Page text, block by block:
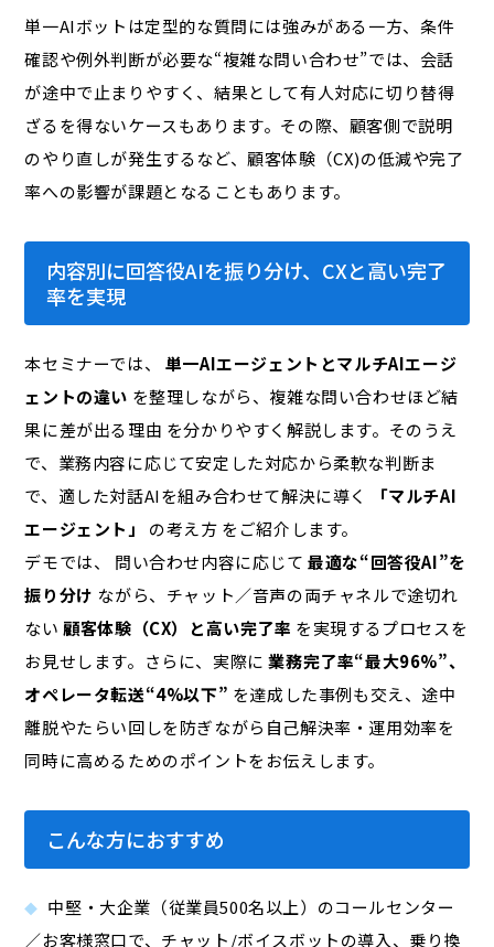
単一AIボットは定型的な質問には強みがある一方、条件
確認や例外判断が必要な“複雑な問い合わせ”では、会話
が途中で止まりやすく、結果として有人対応に切り替得
ざるを得ないケースもあります。その際、顧客側で説明
のやり直しが発生するなど、顧客体験（CX)の低減や完了
率への影響が課題となることもあります。
内容別に回答役AIを振り分け、CXと高い完了
率を実現
本セミナーでは、 単一AIエージェントとマルチAIエージ
ェントの違い を整理しながら、複雑な問い合わせほど結
果に差が出る理由 を分かりやすく解説します。そのうえ
で、業務内容に応じて安定した対応から柔軟な判断ま
で、適した対話AIを組み合わせて解決に導く
「マルチAI
エージェント」
の考え方 をご紹介します。
デモでは、 問い合わせ内容に応じて最適な“回答役AI”を
振り分け ながら、チャット／音声の両チャネルで途切れ
ない顧客体験（CX）と高い完了率 を実現するプロセスを
お見せします。さらに、実際に業務完了率“最大96%”、
オペレータ転送“4%以下” を達成した事例も交え、途中
離脱やたらい回しを防ぎながら自己解決率・運用効率を
同時に高めるためのポイントをお伝えします。
こんな方におすすめ
中堅・大企業（従業員500名以上）のコールセンター
／お客様窓口で、チャット/ボイスボットの導入、乗り換